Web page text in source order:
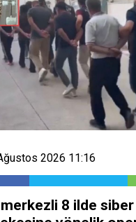
2026 11:16
merkezli 8 ilde